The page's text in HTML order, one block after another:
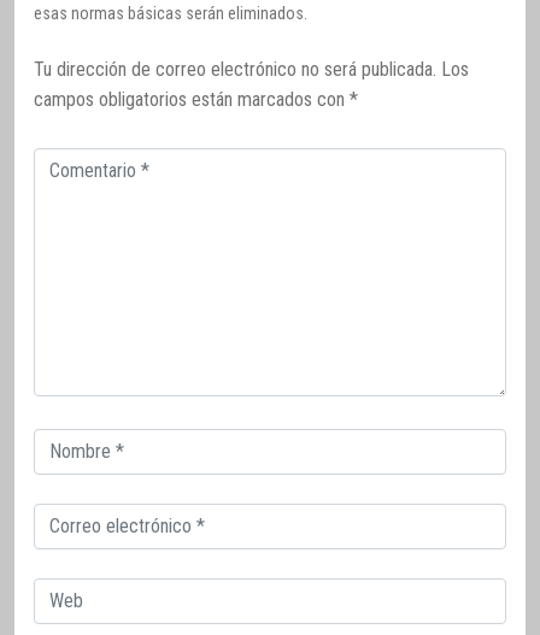
esas normas básicas serán eliminados.
Tu dirección de correo electrónico no será publicada. Los
campos obligatorios están marcados con *
Comentario
Correo
electrónico
Correo
electrónico
Web